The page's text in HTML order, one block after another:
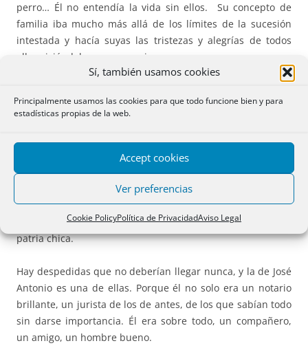
Sí, también usamos cookies
Principalmente usamos las cookies para que todo funcione bien y para
estadísticas propias de la web.
Accept cookies
Ver preferencias
Cookie PolicyPolítica de PrivacidadAviso Legal
perro… Él no entendía la vida sin ellos. Su concepto de
familia iba mucho más allá de los límites de la sucesión
intestada y hacía suyas las tristezas y alegrías de todos
ellos viviéndolas como propias.
no necesitan grandes palabras para demostrarte que
cambio.
Gallego hasta la médula, con esa mezcla de terquedad y
ternura que sólo ellos saben manejar, tozudo como un
aragonés, afable como pocos. Amaba su tierra, sus raíces y
su gente. Y ahora descansa en Santiago, capital de su
patria chica.
Hay despedidas que no deberían llegar nunca, y la de José
Antonio es una de ellas. Porque él no solo era un notario
brillante, un jurista de los de antes, de los que sabían todo
sin darse importancia. Él era sobre todo, un compañero,
un amigo, un hombre bueno.